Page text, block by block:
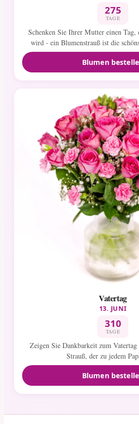
275
TAGE
Schenken Sie Ihrer Mutter einen Tag,
wird - ein Blumenstrauß ist die
Blumen
Vatertag
13. JUNI
310
TAGE
Zeigen Sie Dankbarkeit zum
Strauß, der zu jedem
Blumen